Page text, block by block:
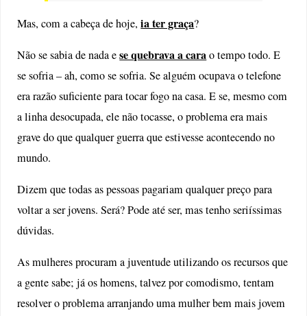
Mas, com a cabeça de hoje,ia ter graça?
Não se sabia de nada ese quebrava a carao tempo todo. E
se sofria – ah, como se sofria. Se alguém ocupava o telefone
era razão suficiente para tocar fogo na casa. E se, mesmo com
a linha desocupada, ele não tocasse, o problema era mais
grave do que qualquer guerra que estivesse acontecendo no
mundo.
Dizem que todas as pessoas pagariam qualquer preço para
voltar a ser jovens. Será? Pode até ser, mas tenho seriíssimas
dúvidas.
As mulheres procuram a juventude utilizando os recursos que
a gente sabe; já os homens, talvez por comodismo, tentam
resolver o problema arranjando uma mulher bem mais jovem